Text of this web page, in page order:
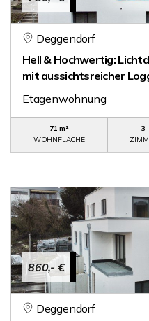
Deggendorf
Hell & Hochwertig:
mit aussichtsreicher
Etagenwohnung
71 m²
WOHNFLÄCHE
3
860,- €
Deggendorf